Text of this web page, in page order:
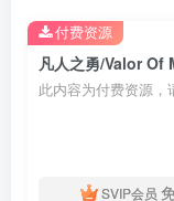
此内容为付费资源，
SVIP会员
付费资源